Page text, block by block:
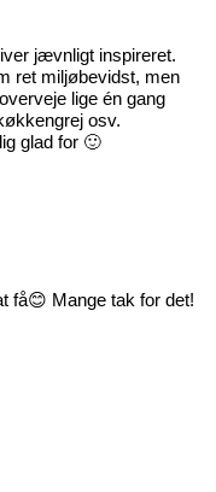
jævnligt inspireret.
ret miljøbevidst, men
lige én gang
osv.
glad for 🙂
få😊 Mange tak for det!